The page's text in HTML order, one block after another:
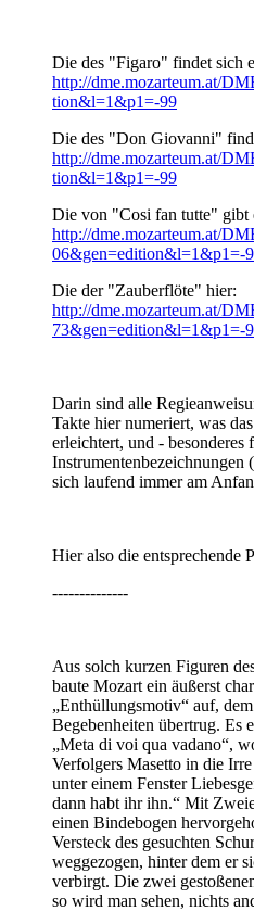
Die des "Figaro" findet sich
http://dme.mozarteum.at/
tion&l=1&p1=-99
Die des "Don Giovanni"
http://dme.mozarteum.at/
tion&l=1&p1=-99
Die von "Cosi fan tutte" gibt
http://dme.mozarteum.at/
06&gen=edition&l=1&p1=-
Die der "Zauberflöte" hier:
http://dme.mozarteum.at/
73&gen=edition&l=1&p1=-
Darin sind alle
Takte hier numeriert, was
erleichtert, und -
sich laufend immer am
Hier also die entsprechende
--------------
Aus solch kurzen Figuren
baute Mozart ein äußerst
„Enthüllungsmotiv“ auf,
Begebenheiten übertrug. Es
„Meta di voi qua vadano“,
Verfolgers Masetto in die
unter einem Fenster
dann habt ihr ihn.“ Mit
einen Bindebogen
Versteck des gesuchten
weggezogen, hinter dem er
verbirgt. Die zwei
so wird man sehen, nichts